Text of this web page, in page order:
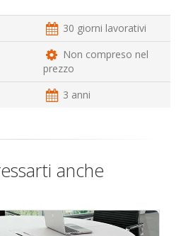
30 giorni lavorativi
Non compreso nel
prezzo
3 anni
anche